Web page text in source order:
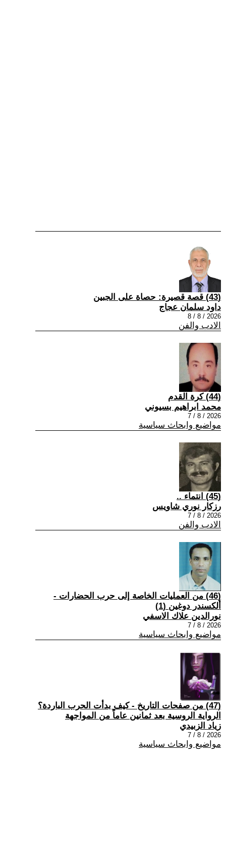
(43) قصة قصيرة: حصاة على الجبين
داود سلمان عجاج
2026 / 8 / 8
الادب والفن
(44) كرة القدم
محمد ابراهيم بسيوني
2026 / 8 / 7
مواضيع وابحاث سياسية
(45) انتماء ..
رزكار نوري شاويس
2026 / 8 / 7
الادب والفن
(46) من العمليات الخاصة إلى حرب الحضارات -
ألكسندر دوغين (1)
نورالدين علاك الاسفي
2026 / 8 / 7
مواضيع وابحاث سياسية
(47) من صفحات التاريخ - كيف بدأت الحرب الباردة؟
الرواية الروسية بعد ثمانين عاماً من المواجهة
زياد الزبيدي
2026 / 8 / 7
مواضيع وابحاث سياسية